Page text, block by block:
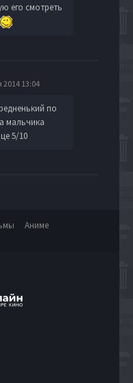
его смотреть
2014 13:04
по
мальчика
5/10
Аниме